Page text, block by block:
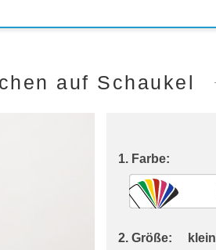
auf Schaukel
1. Farbe:
2. Größe: klein